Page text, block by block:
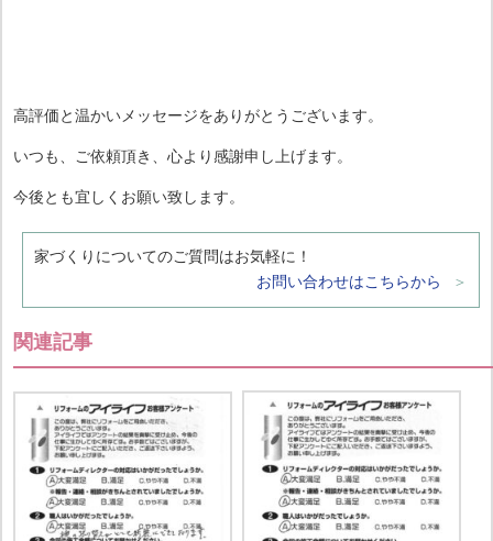
高評価と温かいメッセージをありがとうございます。
いつも、ご依頼頂き、心より感謝申し上げます。
今後とも宜しくお願い致します。
家づくりについてのご質問はお気軽に！
お問い合わせはこちらから
関連記事